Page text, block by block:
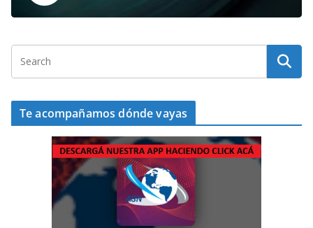
Te acompañamos dónde vayas